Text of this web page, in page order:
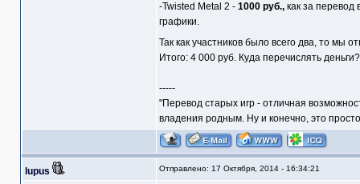
-Twisted Metal 2 - 1000 руб.,как за перевод
графики.
Так как участников было всего два, то мы
Итого: 4 000 руб. Куда перечислять деньги?
-----
"Перевод старых игр - отличная
владения родным. Ну и конечно, это
lupus Отправлено: 17 Октября, 2014 - 16:34:21